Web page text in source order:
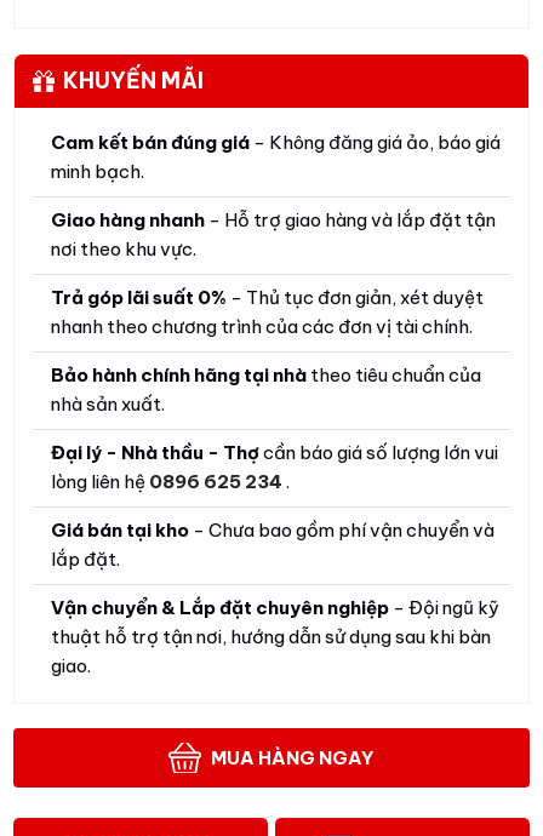
KHUYẾN MÃI
Cam kết bán đúng giá - Không đăng giá ảo, báo giá
minh bạch.
Giao hàng nhanh - Hỗ trợ giao hàng và lắp đặt tận
nơi theo khu vực.
Trả góp lãi suất 0% - Thủ tục đơn giản, xét duyệt
nhanh theo chương trình của các đơn vị tài chính.
Bảo hành chính hãng tại nhà theo tiêu chuẩn của
nhà sản xuất.
Đại lý - Nhà thầu - Thợcần báo giá số lượng lớn vui
lòng liên hệ 0896 625 234.
Giá bán tại kho - Chưa bao gồm phí vận chuyển và
lắp đặt.
Vận chuyển & Lắp đặt chuyên nghiệp - Đội ngũ kỹ
thuật hỗ trợ tận nơi, hướng dẫn sử dụng sau khi bàn
giao.
MUA HÀNG NGAY